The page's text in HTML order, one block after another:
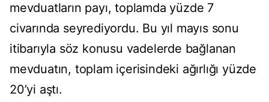
mevduatların payı, toplamda yüzde 7
civarında seyrediyordu. Bu yıl mayıs sonu
itibarıyla söz konusu vadelerde bağlanan
mevduatın, toplam içerisindeki ağırlığı yüzde
20’yi aştı.